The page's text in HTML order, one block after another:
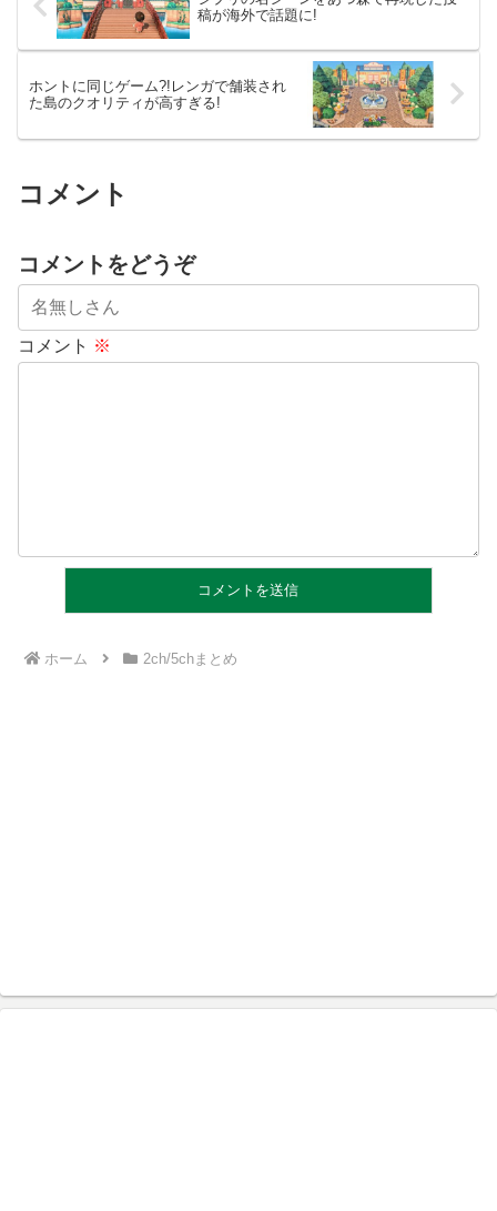
稿が海外で話題に!
ホントに同じゲーム?!レンガで舗装され
た島のクオリティが高すぎる!
コメント
コメントをどうぞ
コメント ※
ホーム 2ch/5chまとめ